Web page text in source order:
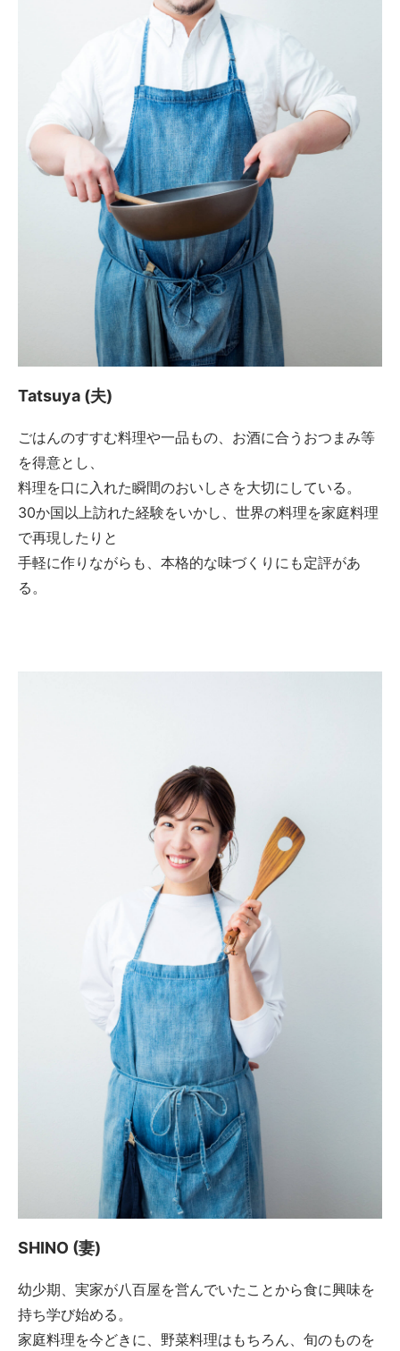
Tatsuya (夫)
ごはんのすすむ料理や一品もの、お酒に合うおつまみ等
を得意とし、
料理を口に入れた瞬間のおいしさを大切にしている。
30か国以上訪れた経験をいかし、世界の料理を家庭料理
で再現したりと
手軽に作りながらも、本格的な味づくりにも定評があ
る。
SHINO (妻)
幼少期、実家が八百屋を営んでいたことから食に興味を
持ち学び始める。
家庭料理を今どきに、野菜料理はもちろん、旬のものを